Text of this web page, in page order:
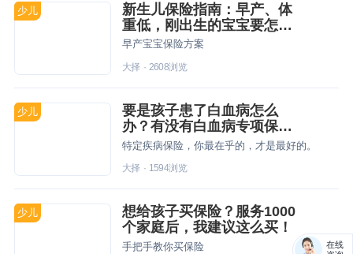
少儿
新生儿保险指南：早产、体
重低，刚出生的宝宝要怎么
买保险？
早产宝宝保险方案
大择 · 2608浏览
少儿
要是孩子患了白血病怎么
办？有没有白血病专项保
险？
特定疾病保险，你最在乎的，才是最好的。
大择 · 1594浏览
少儿
想给孩子买保险？服务1000
个家庭后，我建议这么买！
手把手教你买保险
在线